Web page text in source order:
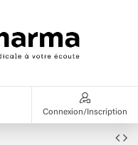
Connexion/Inscription